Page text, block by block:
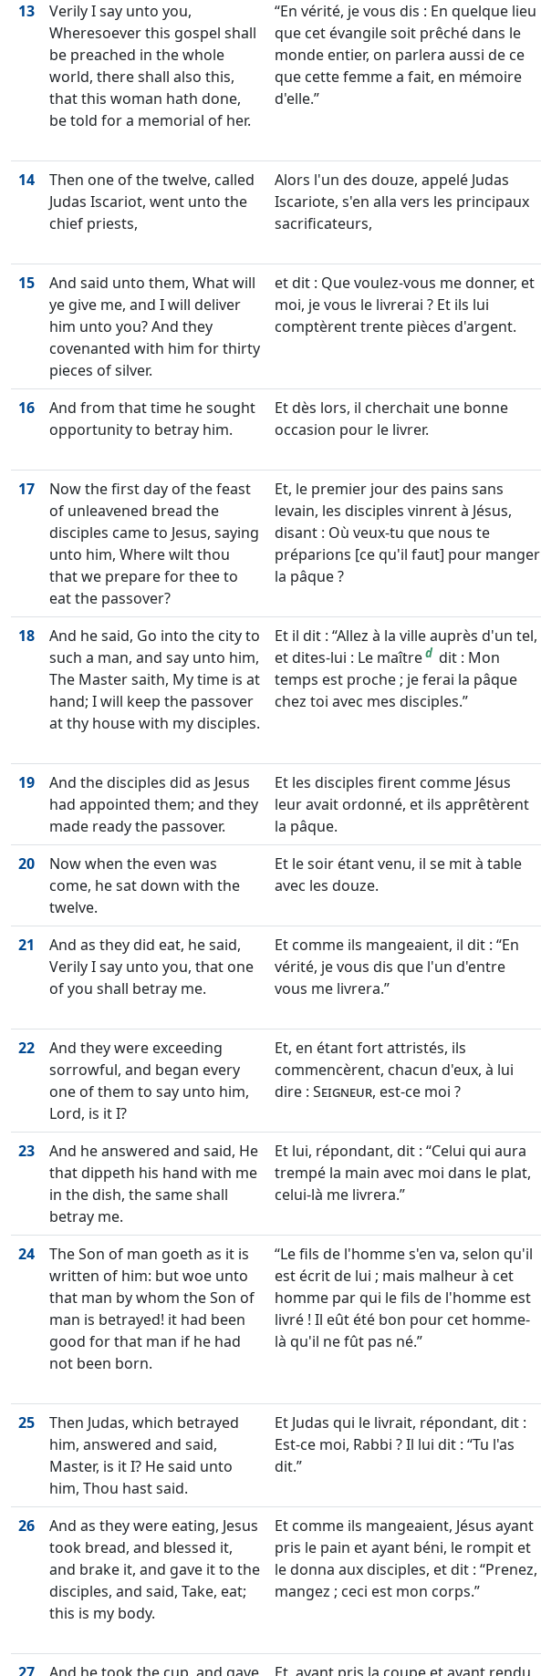
13
Verily I say unto you,
Wheresoever this gospel shall
be preached in the whole
world, there shall also this,
that this woman hath done,
be told for a memorial of her.
En vérité, je vous dis : En quelque lieu
que cet évangile soit prêché dans le
monde entier, on parlera aussi de ce
que cette femme a fait, en mémoire
d'elle.
14
Then one of the twelve, called
Judas Iscariot, went unto the
chief priests,
Alors l'un des douze, appelé Judas
Iscariote, s'en alla vers les principaux
sacrificateurs,
15
And said unto them, What will
ye give me, and I will deliver
him unto you? And they
covenanted with him for thirty
pieces of silver.
et dit : Que voulez-vous me donner, et
moi, je vous le livrerai ? Et ils lui
comptèrent trente pièces d'argent.
16
And from that time he sought
opportunity to betray him.
Et dès lors, il cherchait une bonne
occasion pour le livrer.
17
Now the first day of the feast
of unleavened bread the
disciples came to Jesus, saying
unto him, Where wilt thou
that we prepare for thee to
eat the passover?
Et, le premier jour des pains sans
levain, les disciples vinrent à Jésus,
disant : Où veux-tu que nous te
préparions [ce qu'il faut] pour manger
la pâque ?
18
And he said, Go into the city to
such a man, and say unto him,
The Master saith, My time is at
hand; I will keep the passover
at thy house with my disciples.
Et il dit : Allez à la ville auprès d'un tel,
et dites-lui : Le maîtred dit : Mon
temps est proche ; je ferai la pâque
chez toi avec mes disciples.
19
And the disciples did as Jesus
had appointed them; and they
made ready the passover.
Et les disciples firent comme Jésus
leur avait ordonné, et ils apprêtèrent
la pâque.
20
Now when the even was
come, he sat down with the
twelve.
Et le soir étant venu, il se mit à table
avec les douze.
21
And as they did eat, he said,
Verily I say unto you, that one
of you shall betray me.
Et comme ils mangeaient, il dit : En
vérité, je vous dis que l'un d'entre
vous me livrera.
22
And they were exceeding
sorrowful, and began every
one of them to say unto him,
Lord, is it I?
Et, en étant fort attristés, ils
commencèrent, chacun d'eux, à lui
dire : Seigneur, est-ce moi ?
23
And he answered and said, He
that dippeth his hand with me
in the dish, the same shall
betray me.
Et lui, répondant, dit : Celui qui aura
trempé la main avec moi dans le plat,
celui-là me livrera.
24
The Son of man goeth as it is
written of him: but woe unto
that man by whom the Son of
man is betrayed! it had been
good for that man if he had
not been born.
Le fils de l'homme s'en va, selon qu'il
est écrit de lui ; mais malheur à cet
homme par qui le fils de l'homme est
livré ! Il eût été bon pour cet homme-
là qu'il ne fût pas né.
25
Then Judas, which betrayed
him, answered and said,
Master, is it I? He said unto
him, Thou hast said.
Et Judas qui le livrait, répondant, dit :
Est-ce moi, Rabbi ? Il lui dit : Tu l'as
dit.
26
And as they were eating, Jesus
took bread, and blessed it,
and brake it, and gave it to the
disciples, and said, Take, eat;
this is my body.
Et comme ils mangeaient, Jésus ayant
pris le pain et ayant béni, le rompit et
le donna aux disciples, et dit : Prenez,
mangez ; ceci est mon corps.